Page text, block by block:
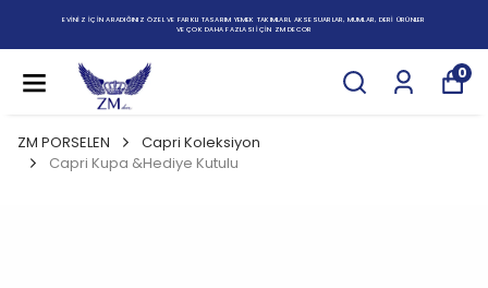
EVİNİZ İÇİN ARADIĞINIZ ÖZEL VE FARKLI TASARIM YEMEK TAKIMLARI, AKSESUARLAR, MUMLAR, DERİ ÜRÜNLER
VE ÇOK DAHA FAZLASI İÇİN ZM DECOR
0
ZM PORSELEN
Capri Koleksiyon
Capri Kupa &Hediye Kutulu